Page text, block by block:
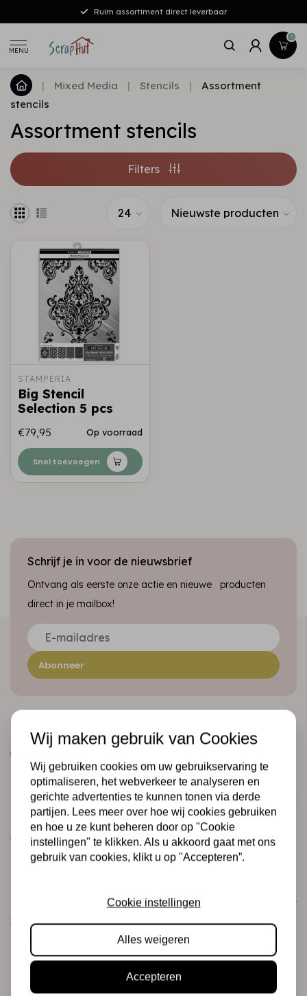
Ruim assortiment direct leverbaar
MENU
0
| Mixed Media | Stencils |
Assortment
stencils
Assortment stencils
Filters
STAMPERIA
Big Stencil
Selection 5 pcs
€79,95 Op voorraad
Snel toevoegen
Schrijf je in voor de nieuwsbrief
Ontvang als eerste onze actie en nieuwe producten
direct in je mailbox!
Abonneer
Klantenservice
Informatie
Verzending en retourneren
Betalingsmogelijkheden
Scrapbooking
PRE-ORDERS
Koopjeshoek
Wij maken gebruik van Cookies
Wij gebruiken cookies om uw gebruikservaring te
optimaliseren, het webverkeer te analyseren en
gerichte advertenties te kunnen tonen via derde
partijen. Lees meer over hoe wij cookies gebruiken
en hoe u ze kunt beheren door op "Cookie
instellingen" te klikken. Als u akkoord gaat met ons
gebruik van cookies, klikt u op "Accepteren”.
Cookie instellingen
Alles weigeren
Accepteren